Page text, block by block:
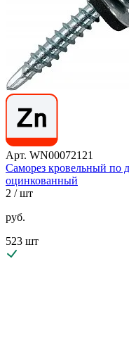
Арт. WN00072121
Саморез кровельный по
оцинкованный
2 / шт
руб.
523 шт